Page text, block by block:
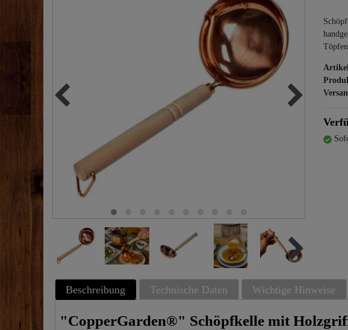
Beschreibung Technische Daten Wichtige Hinweise
"CopperGarden®" Schöpfkelle mit